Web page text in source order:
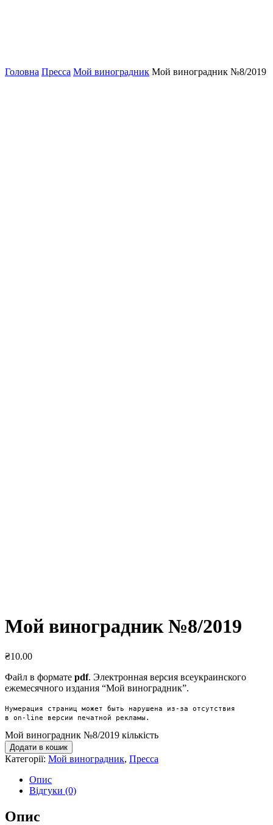
Головна Пресса Мой виноградник Мой виноградник №8/2019
Мой виноградник №8/2019
₴10.00
Файл в формате pdf. Электронная версия всеукраинского
ежемесячного издания “Мой виноградник”.
Нумерация страниц может быть нарушена из-за отсутствия
в on-line версии печатной рекламы.
Мой виноградник №8/2019 кількість
Додати в кошик
Категорії: Мой виноградник, Пресса
Опис
Відгуки (0)
Опис